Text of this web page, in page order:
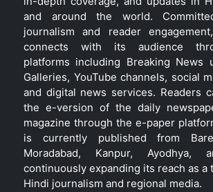
and around the world.
journalism and reader
connects with its audience
platforms including Breaking News
Galleries, YouTube channels, social
and digital news services. Readers
the e-version of the daily
magazine through the e-paper
is currently published from
Moradabad, Kanpur, Ayodhya,
continuously expanding its reach as a
Hindi journalism and regional media.